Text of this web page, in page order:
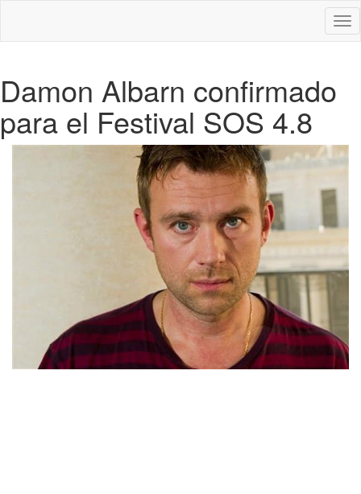
Damon Albarn confirmado
para el Festival SOS 4.8